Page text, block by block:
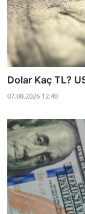
Dolar Kaç TL?
07.08.2026 12:40